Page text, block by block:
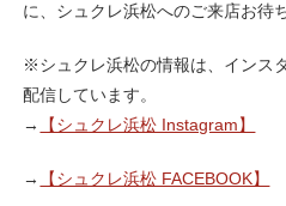
に、シュクレ浜松へのご来店お待
※シュクレ浜松の情報は、インス
配信しています。
→
【シュクレ浜松 Instagram】
→ 【シュクレ浜松 FACEBOOK】